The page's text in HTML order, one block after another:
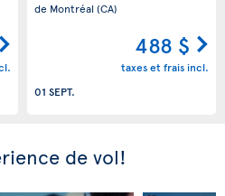
de Montréal(CA)
488 $
taxes et frais incl.
01 SEPT.
de vol!